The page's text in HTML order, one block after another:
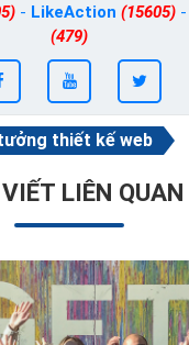
- LikeAction (15605)-
(479)
thiết kế web
LIÊN QUAN